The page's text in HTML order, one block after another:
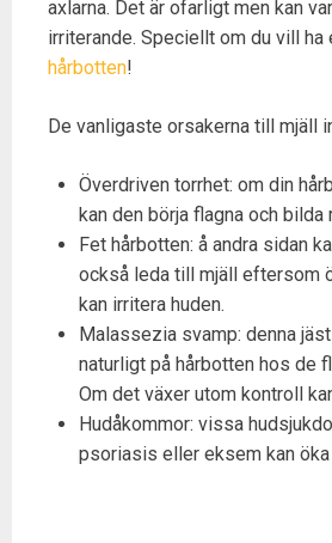
axlarna. Det är ofarligt men kan
irriterande. Speciellt om du vill ha
hårbotten!
De vanligaste orsakerna till mjäll
Överdriven torrhet: om din
kan den börja flagna och bilda
Fet hårbotten: å andra sidan
också leda till mjäll eftersom
kan irritera huden.
Malassezia svamp: denna
naturligt på hårbotten hos de
Om det växer utom kontroll
Hudåkommor: vissa
psoriasis eller eksem kan